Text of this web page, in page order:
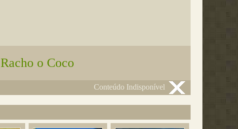
Racho o Coco
Conteúdo Indisponível